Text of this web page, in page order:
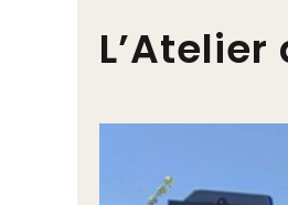
L’Atelier